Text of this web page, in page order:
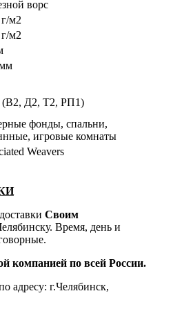
ворс
м2
м2
Д2, Т2, РП1)
фонды, спальни,
игровые комнаты
Weavers
Своим
Время, день и
компанией по всей России.
адресу: г.Челябинск,